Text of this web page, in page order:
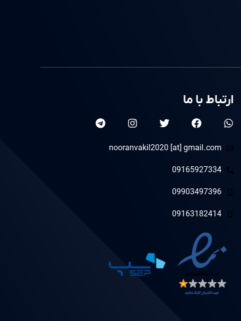
ارتباط با ما
nooranvakil2020 [at] gmail.com
09165927334
09903497396
09163182414